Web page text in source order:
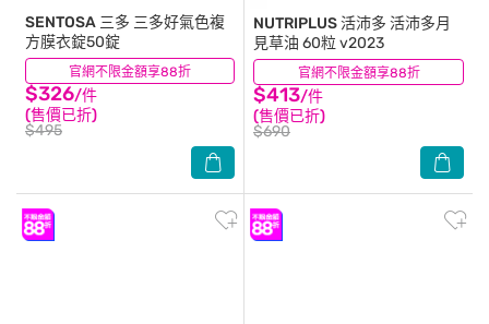
官網不限金額享88折
SENTOSA 三多 三多好氣色複
方膜衣錠50錠
$326/件
(售價已折)
$495
(10) 官網不限金額享88折
NUTRIPLUS 活沛多 活沛多月
見草油 60粒 v2023
$413/件
(售價已折)
$690
(2)